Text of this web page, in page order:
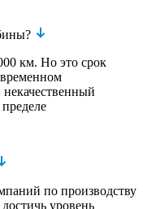
км. Но это срок
по производству
уровень